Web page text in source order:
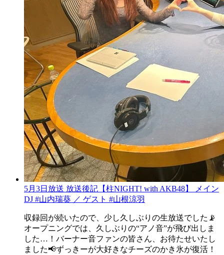
5月3日放送 放送後記【柱NIGHT! with AKB48】 メイン
DJ #山内瑞葵 ／ ゲスト #山根涼羽
収録回が続いたので、少し久しぶりの生放送でした📡
オープニングでは、久しぶりの“アノ音”が飛び出しま
した…！バーナー音ファンの皆さん、お待たせいたし
ました📢ずっきーが大好きなチーズのかき氷が復活！